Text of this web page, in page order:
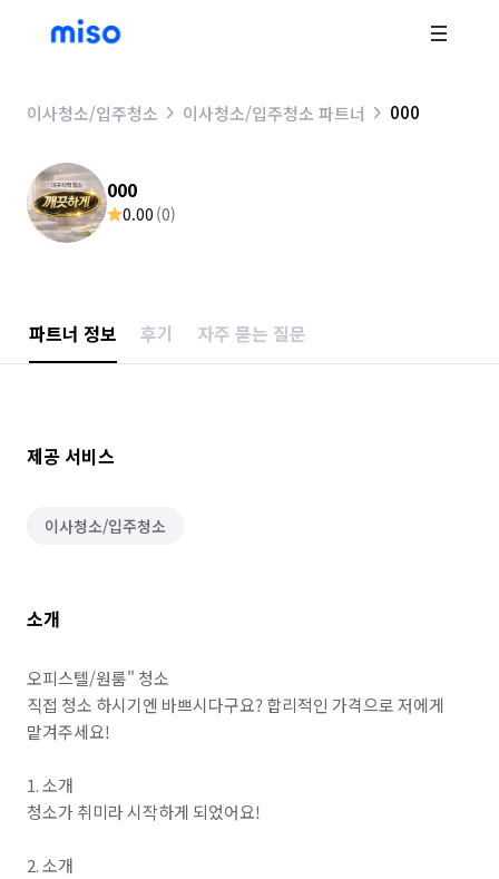
이사청소/입주청소 이사청소/입주청소 파트너 000
000
0.00 (0)
파트너 정보 후기 자주 묻는 질문
제공 서비스
이사청소/입주청소
소개
오피스텔/원룸" 청소
직접 청소 하시기엔 바쁘시다구요? 합리적인 가격으로 저에게
맡겨주세요!
1. 소개
청소가 취미라 시작하게 되었어요!
2. 소개